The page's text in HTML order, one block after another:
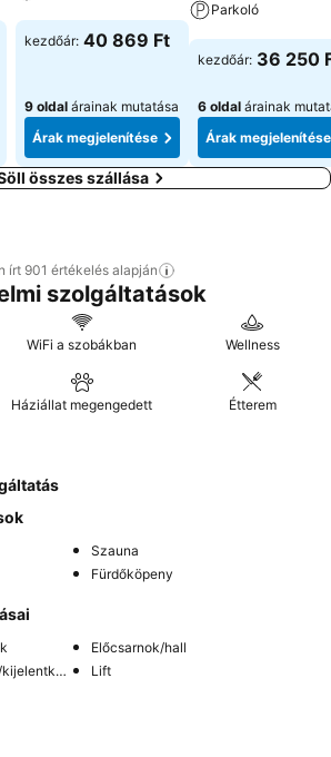
Árak megjelenítése
kezdőár: 40 869 Ft
9 oldal árainak mutatása
Árak megjelenítése
Parkoló
Árak
kezdőár: 36 250
6 oldal árainak
Árak megjelenítése
összes szállása
írt 901 értékelésalapján
szolgáltatások
WiFi a szobákban Wellness
Háziállat megengedett Étterem
Szauna
Fürdőköpeny
Előcsarnok/hall
Expressz bejelentkezés/kijelentkezés
Lift